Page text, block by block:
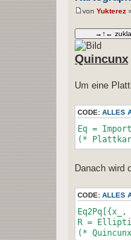
t
r
a
von Yukterez »
Quincunx
Um eine
CODE: ALLES
Eq =
(*
Danach wird
CODE: ALLES
R =
(*